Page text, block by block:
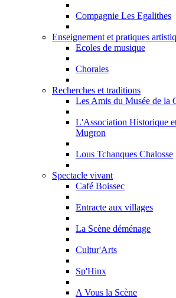
Compagnie Les Egalithes
Enseignement et pratiques
Ecoles de musique
Chorales
Recherches et traditions
Les Amis du Musée de la
L'Association Historique
Mugron
Lous Tchanques Chalosse
Spectacle vivant
Café Boissec
Entracte aux villages
La Scène déménage
Cultur'Arts
Sp'Hinx
A Vous la Scène